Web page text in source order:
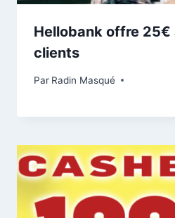
Hellobank offre 25€
clients
Par Radin Masqué